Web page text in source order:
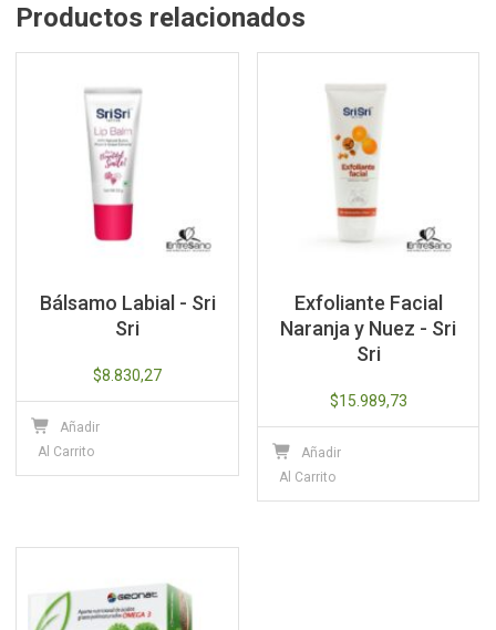
Productos relacionados
Bálsamo Labial - Sri
Sri
$8.830,27
Añadir
Al Carrito
Exfoliante Facial
Naranja y Nuez - Sri
Sri
$15.989,73
Añadir
Al Carrito